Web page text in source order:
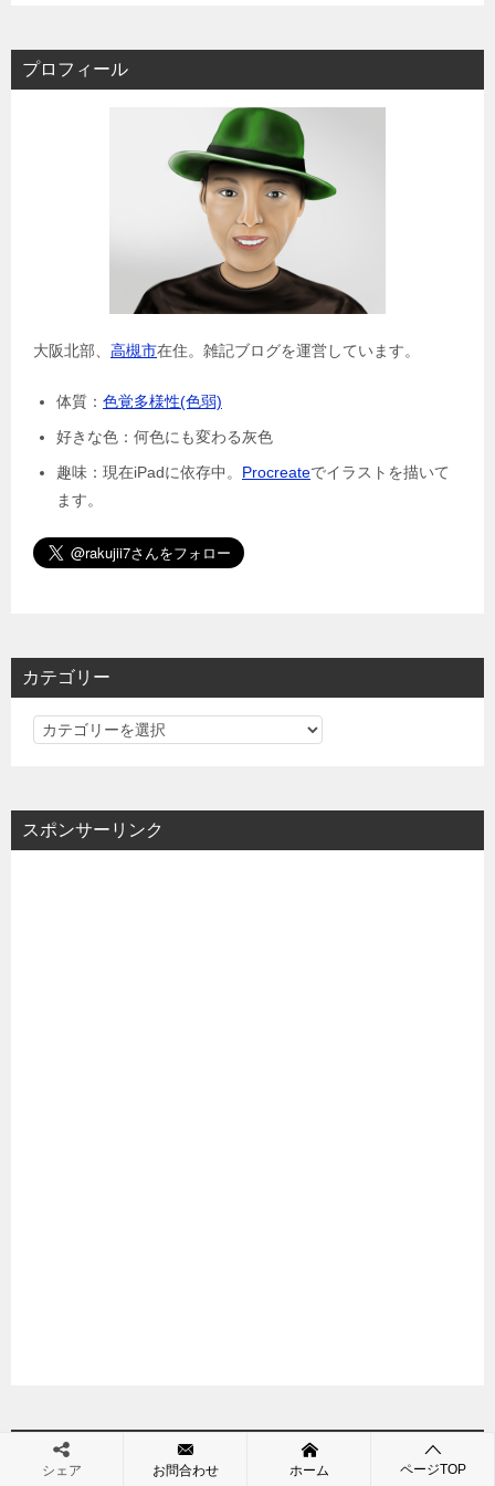
プロフィール
大阪北部、 高槻市在住。雑記ブログを運営しています。
体質： 色覚多様性(色弱)
好きな色：何色にも変わる灰色
趣味：現在iPadに依存中。 Procreateでイラストを描いて
ます。
カテゴリー
カ
リ
ー
スポンサーリンク
アーカイブ
シェア お問合わせ ホーム ページTOP